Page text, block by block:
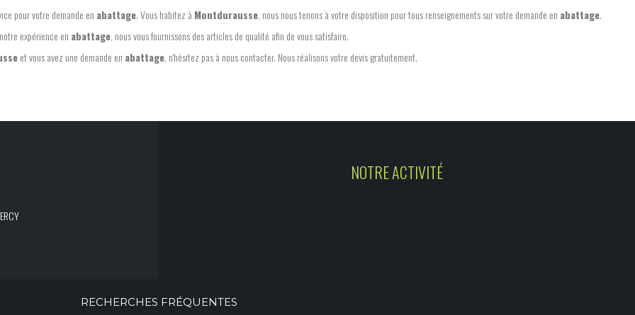
pour votre demande en abattage. Vous habitez à Montdurausse , nous nous tenons à votre disposition pour tous renseignements sur votre demande en abattage.
expérience en abattage, nous vous fournissons des articles de qualité afin de vous satisfaire.
et vous avez une demande en abattage , n'hésitez pas à nous contacter. Nous réalisons votre devis gratuitement.
NOTRE ACTIVITÉ
RECHERCHES FRÉQUENTES